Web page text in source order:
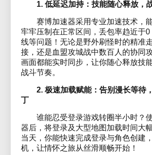
1. 低延迟加持：技能随心释放，
赛博加速器采用专业加速技术，
牢牢压制在正常区间，丢包率趋近于
线等问题！无论是野外刷怪时的精准
接，还是血盟攻城战中数百人的协同
画面都能实时同步，让你随心释放技
战斗节奏。
2. 极速加载赋能：告别漫长等待
丁
谁能忍受登录游戏转圈半小时？
器后，将登录及大型地图加载时间大
当天，你能快速完成登录与角色创建
机，让情怀之旅从丝滑顺畅开始！